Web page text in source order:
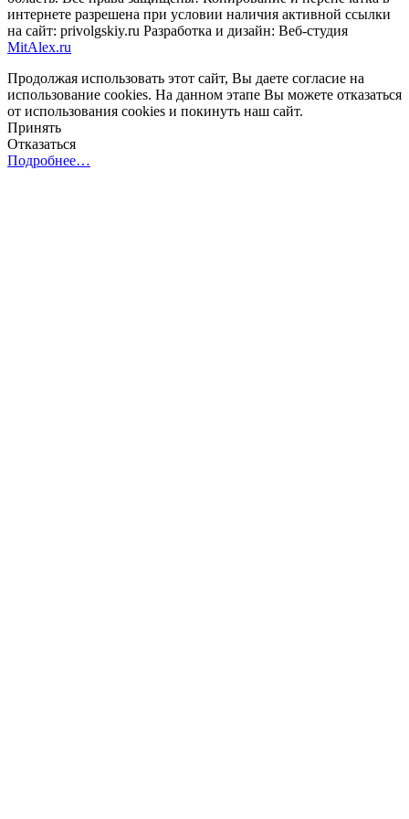
интернете разрешена при условии наличия активной ссылки
на сайт: privolgskiy.ru Разработка и дизайн: Веб-студия
MitAlex.ru
Продолжая использовать этот сайт, Вы даете согласие на
использование cookies. На данном этапе Вы можете отказаться
от использования cookies и покинуть наш сайт.
Принять
Отказаться
Подробнее…